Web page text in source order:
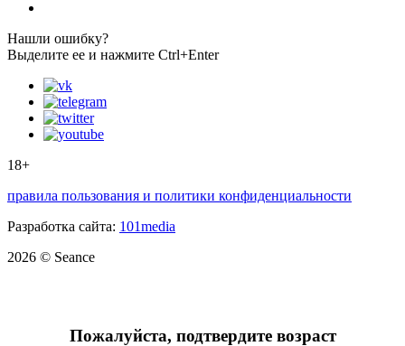
Нашли ошибку?
Выделите ее и нажмите Ctrl+Enter
18+
правила пользования и политики конфиденциальности
Разработка сайта: 101media
2026 © Seance
Пожалуйста, подтвердите возраст